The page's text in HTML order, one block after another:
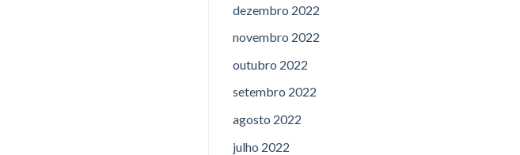
dezembro 2022
novembro 2022
outubro 2022
setembro 2022
agosto 2022
julho 2022